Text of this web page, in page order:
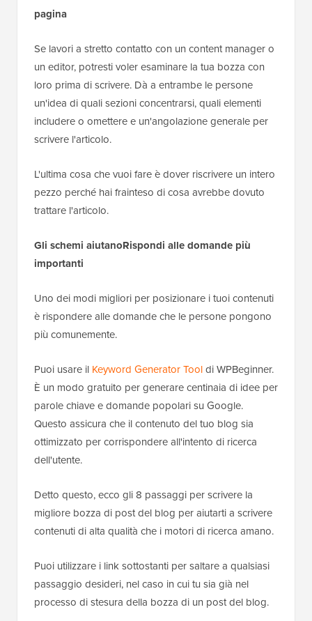
pagina
Se lavori a stretto contatto con un content manager o
un editor, potresti voler esaminare la tua bozza con
loro prima di scrivere. Dà a entrambe le persone
un'idea di quali sezioni concentrarsi, quali elementi
includere o omettere e un'angolazione generale per
scrivere l'articolo.
L'ultima cosa che vuoi fare è dover riscrivere un intero
pezzo perché hai frainteso di cosa avrebbe dovuto
trattare l'articolo.
Gli schemi aiutanoRispondi alle domande più
importanti
Uno dei modi migliori per posizionare i tuoi contenuti
è rispondere alle domande che le persone pongono
più comunemente.
Puoi usare il Keyword Generator Tooldi WPBeginner.
È un modo gratuito per generare centinaia di idee per
parole chiave e domande popolari su Google.
Questo assicura che il contenuto del tuo blog sia
ottimizzato per corrispondere all'intento di ricerca
dell'utente.
Detto questo, ecco gli 8 passaggi per scrivere la
migliore bozza di post del blog per aiutarti a scrivere
contenuti di alta qualità che i motori di ricerca amano.
Puoi utilizzare i link sottostanti per saltare a qualsiasi
passaggio desideri, nel caso in cui tu sia già nel
processo di stesura della bozza di un post del blog.